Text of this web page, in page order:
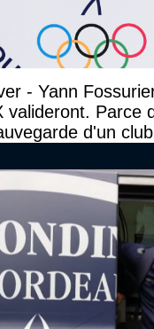
- Yann
valideront. Parce
d'un